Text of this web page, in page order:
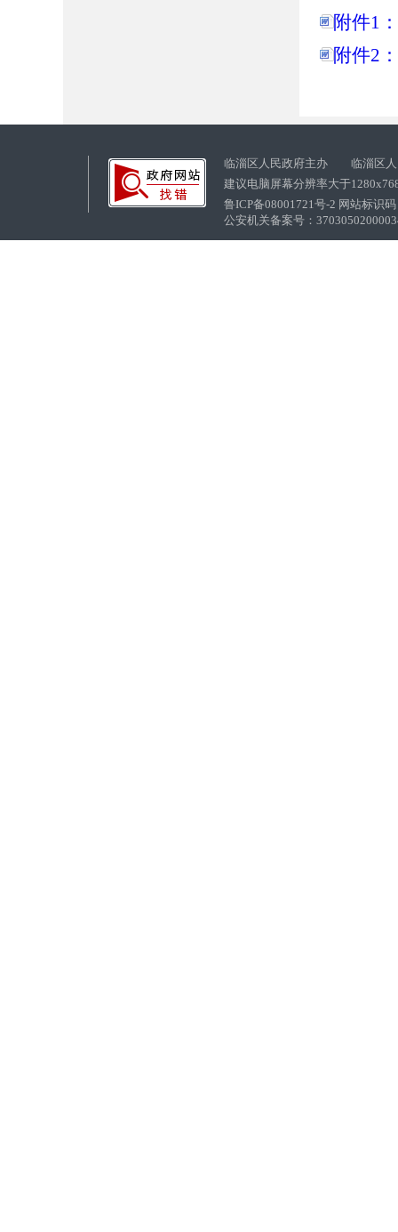
附件1
附件2
临淄区人民政府主办 临淄区人
建议电脑屏幕分辨率大于
鲁ICP备08001721号-2 网站标识
公安机关备案号：